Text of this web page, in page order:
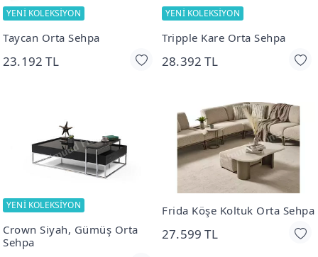
YENİ KOLEKSİYON
Taycan Orta Sehpa
23.192 TL
YENİ KOLEKSİYON
Tripple Kare Orta Sehpa
28.392 TL
YENİ KOLEKSİYON
Crown Siyah, Gümüş Orta
Sehpa
Frida Köşe Koltuk Orta Sehpa
27.599 TL